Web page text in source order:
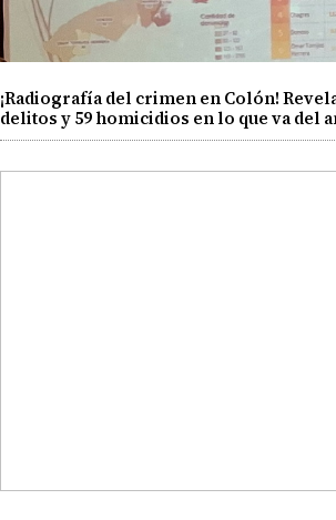
¡Radiografía del crimen en Colón!
delitos y 59 homicidios en lo que va del